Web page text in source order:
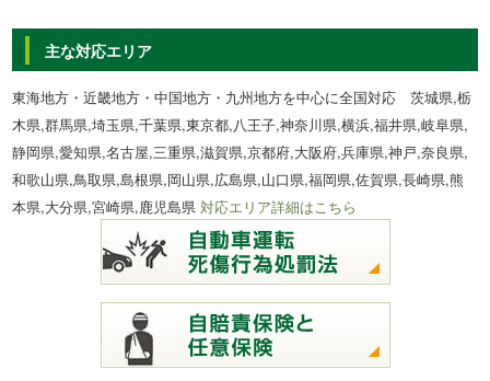
主な対応エリア
東海地方・近畿地方・中国地方・九州地方を中心に全国対応 茨城県,栃
木県,群馬県,埼玉県,千葉県,東京都,八王子,神奈川県,横浜,福井県,岐阜県,
静岡県,愛知県,名古屋,三重県,滋賀県,京都府,大阪府,兵庫県,神戸,奈良県,
和歌山県,鳥取県,島根県,岡山県,広島県,山口県,福岡県,佐賀県,長崎県,熊
本県,大分県,宮崎県,鹿児島県対応エリア詳細はこちら